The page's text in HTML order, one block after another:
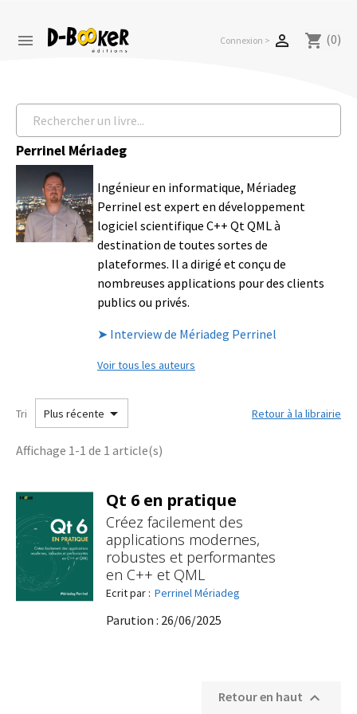
 Connexion >  shopping_cart (0)
Perrinel Mériadeg
Ingénieur en informatique, Mériadeg
Perrinel est expert en développement
logiciel scientifique C++ Qt QML à
destination de toutes sortes de
plateformes. Il a dirigé et conçu de
nombreuses applications pour des clients
publics ou privés.
➤ Interview de Mériadeg Perrinel
Voir tous les auteurs
Tri Plus récente  Retour à la librairie
Affichage 1-1 de 1 article(s)
Qt 6 en pratique
Créez facilement des
applications modernes,
robustes et performantes
en C++ et QML
Ecrit par : Perrinel Mériadeg
Parution : 26/06/2025
Retour en haut 